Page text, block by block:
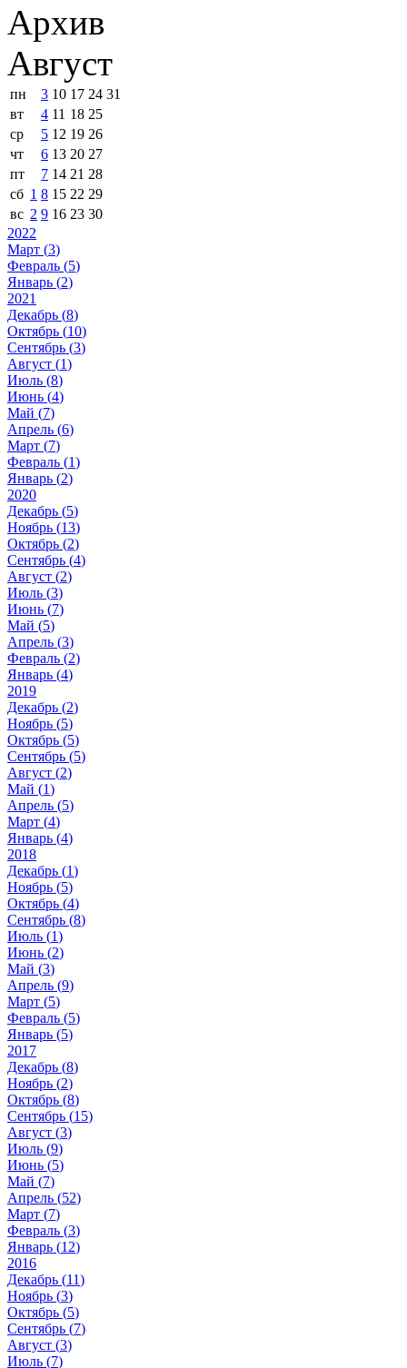
Архив
Август
пн 3 10 17 24 31
вт
4 11 18 25
ср
5 12 19 26
чт
6 13 20 27
пт
7 14 21 28
сб 1 8 15 22 29
вс 2 9 16 23 30
2022
Март (3)
Февраль (5)
Январь (2)
2021
Декабрь (8)
Октябрь (10)
Сентябрь (3)
Август (1)
Июль (8)
Июнь (4)
Май (7)
Апрель (6)
Март (7)
Февраль (1)
Январь (2)
2020
Декабрь (5)
Ноябрь (13)
Октябрь (2)
Сентябрь (4)
Август (2)
Июль (3)
Июнь (7)
Май (5)
Апрель (3)
Февраль (2)
Январь (4)
2019
Декабрь (2)
Ноябрь (5)
Октябрь (5)
Сентябрь (5)
Август (2)
Май (1)
Апрель (5)
Март (4)
Январь (4)
2018
Декабрь (1)
Ноябрь (5)
Октябрь (4)
Сентябрь (8)
Июль (1)
Июнь (2)
Май (3)
Апрель (9)
Март (5)
Февраль (5)
Январь (5)
2017
Декабрь (8)
Ноябрь (2)
Октябрь (8)
Сентябрь (15)
Август (3)
Июль (9)
Июнь (5)
Май (7)
Апрель (52)
Март (7)
Февраль (3)
Январь (12)
2016
Декабрь (11)
Ноябрь (3)
Октябрь (5)
Сентябрь (7)
Август (3)
Июль (7)